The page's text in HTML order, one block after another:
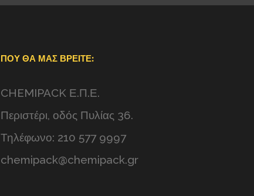
ΠΟΥ ΘΑ ΜΑΣ ΒΡΕΊΤΕ:
CHEMIPACK Ε.Π.Ε.
Περιστέρι, οδός Πυλίας 36.
Τηλέφωνο: 210 577 9997
chemipack@chemipack.gr